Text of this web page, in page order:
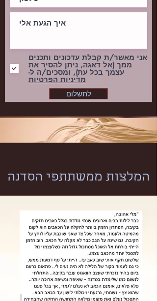
אני מאשר/ת קבלת עדכונים ותכנים
ממך (אל דאגה, ניתן להסיר את
עצמך בכל עת), ומסכים/ה ל-
מדיניות הפרטיות
לתשלום
המלצות ממשתתפי הסדנה